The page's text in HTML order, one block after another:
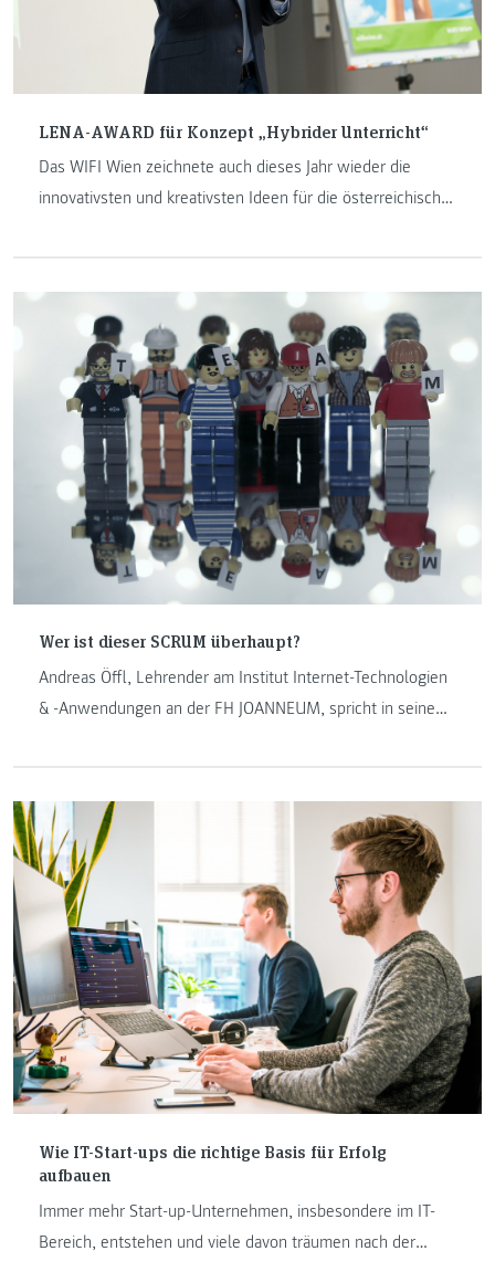
LENA-AWARD für Konzept „Hybrider Unterricht“
Das WIFI Wien zeichnete auch dieses Jahr wieder die
innovativsten und kreativsten Ideen für die österreichische
sind wir, dass den LENA-AWARD Mag. Sayd Ali, MA,
gewonnen hat, welcher nebenberuflicher Lehrender am
Institut Internet-Technologien & -Anwendungen ist.
Wer ist dieser SCRUM überhaupt?
Andreas Öffl, Lehrender am Institut Internet-Technologien
& -Anwendungen an der FH JOANNEUM, spricht in seinem
Wie IT-Start-ups die richtige Basis für Erfolg
aufbauen
Immer mehr Start-up-Unternehmen, insbesondere im IT-
Bereich, entstehen und viele davon träumen nach der